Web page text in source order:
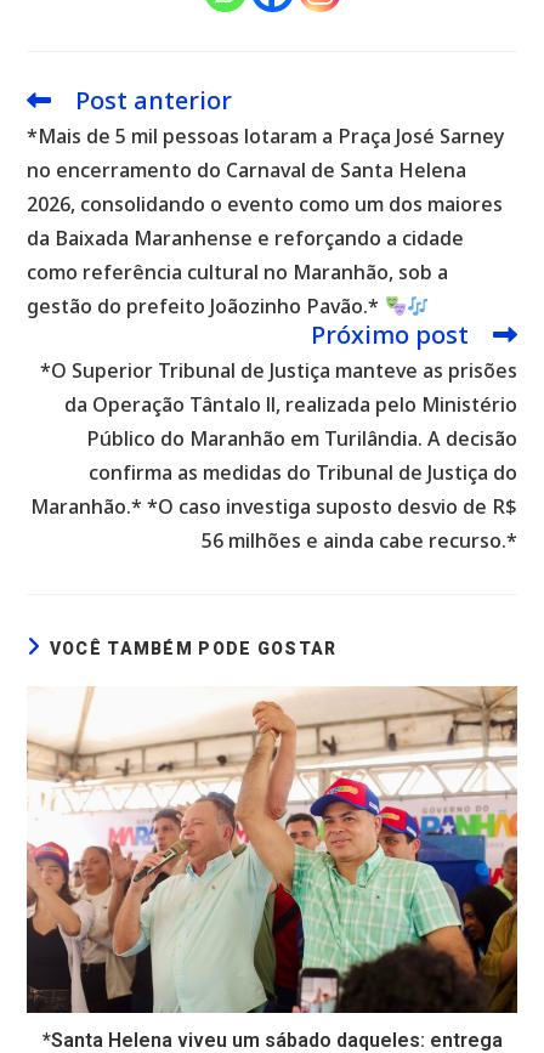
Leia
artigos
Post anterior
*Mais de 5 mil pessoas lotaram a Praça José Sarney
no encerramento do Carnaval de Santa Helena
2026, consolidando o evento como um dos maiores
da Baixada Maranhense e reforçando a cidade
como referência cultural no Maranhão, sob a
gestão do prefeito Joãozinho Pavão.*
Próximo post
*O Superior Tribunal de Justiça manteve as prisões
da Operação Tântalo ll, realizada pelo Ministério
Público do Maranhão em Turilândia. A decisão
confirma as medidas do Tribunal de Justiça do
Maranhão.* *O caso investiga suposto desvio de R$
56 milhões e ainda cabe recurso.*
VOCÊ TAMBÉM PODE GOSTAR
*Santa Helena viveu um sábado daqueles: entrega